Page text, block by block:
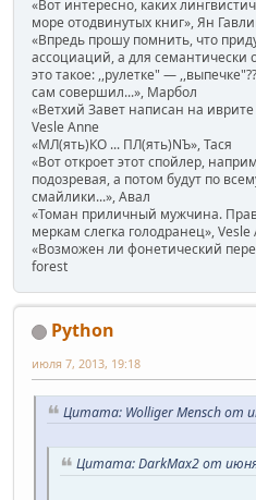
«Вот интересно, каких
море отодвинутых книг», Ян
«Впредь прошу помнить, что
ассоциаций, а для
это такое: ,,рулетке" —
сам совершил...», Марбол
«Ветхий Завет написан на
Vesle Anne
«МЛ(ять)КО ... ПЛ(ять)NЪ», Тася
«Вот откроет этот спойлер,
подозревая, а потом будут по
смайлики...», Авал
«Томан приличный мужчина.
меркам слегка голодранец», Vesle
«Возможен ли фонетический
forest
Python
июля 7, 2013, 19:18
Цитата: Wolliger Mensch от
Цитата: DarkMax2 от